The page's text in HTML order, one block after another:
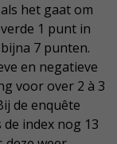
het gaat om
1 punt in
7 punten.
en negatieve
voor over 2 à 3
de enquête
index nog 13